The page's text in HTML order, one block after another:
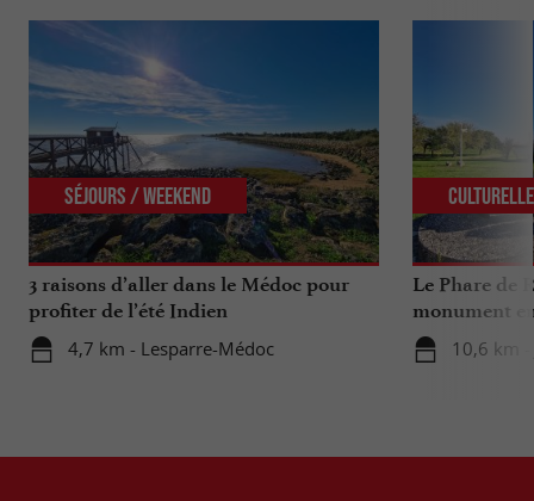
3 raisons d’aller dans le Médoc pour
profiter de l’été Indien
4,7 km - Lesparre-Médoc
Séjours / Weekend
Le Phare de
monument
Médocaine
10,6 km -
Culturelle